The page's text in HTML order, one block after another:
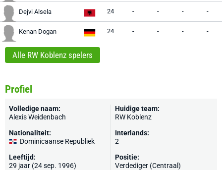
Dejvi Alsela 24 - - - -
Kenan Dogan 24 - - - -
Alle RW Koblenz spelers
Profiel
Volledige naam:
Alexis Weidenbach
Nationaliteit:
Dominicaanse Republiek
Leeftijd:
29 jaar (24 sep. 1996)
Huidige team:
RW Koblenz
Interlands:
2
Positie:
Verdediger (Centraal)